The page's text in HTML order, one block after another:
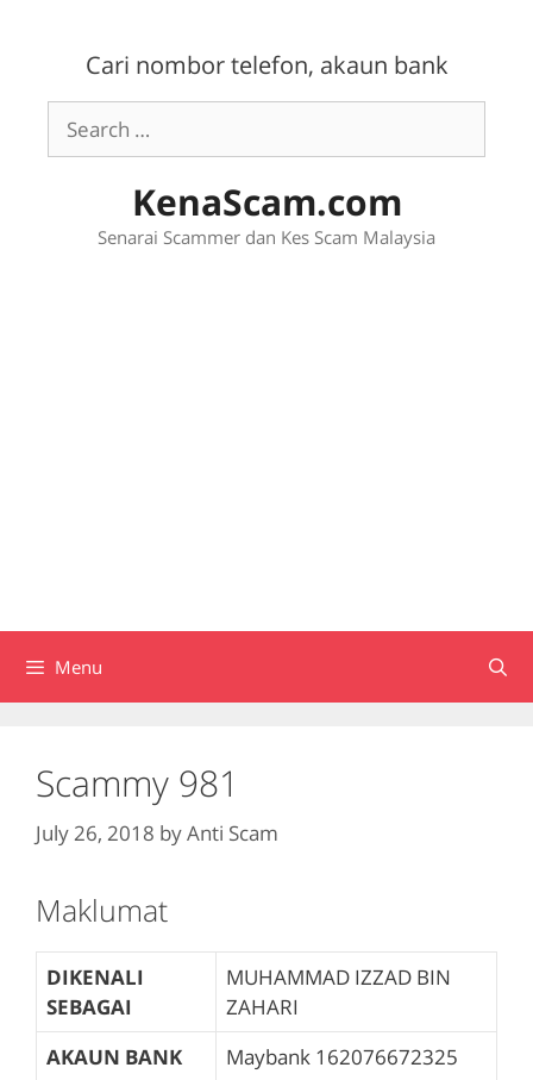
Cari nombor telefon, akaun bank
Search
for:
KenaScam.com
Senarai Scammer dan Kes Scam Malaysia
Menu
Scammy 981
July 26, 2018 byAnti Scam
Maklumat
DIKENALI
SEBAGAI
MUHAMMAD IZZAD BIN
ZAHARI
AKAUN BANK
Maybank 162076672325